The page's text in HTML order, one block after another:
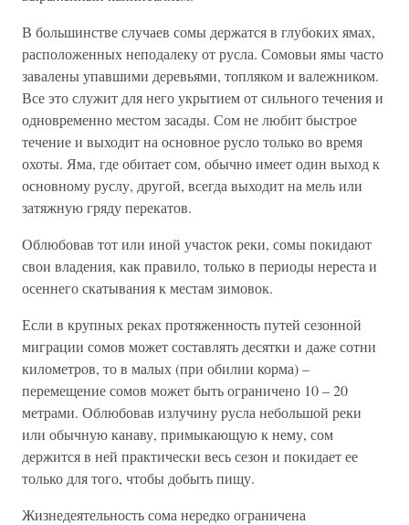
В большинстве случаев сомы держатся в глубоких ямах,
расположенных неподалеку от русла. Сомовьи ямы часто
завалены упавшими деревьями, топляком и валежником.
Все это служит для него укрытием от сильного течения и
одновременно местом засады. Сом не любит быстрое
течение и выходит на основное русло только во время
охоты. Яма, где обитает сом, обычно имеет один выход к
основному руслу, другой, всегда выходит на мель или
затяжную гряду перекатов.
Облюбовав тот или иной участок реки, сомы покидают
свои владения, как правило, только в периоды нереста и
осеннего скатывания к местам зимовок.
Если в крупных реках протяженность путей сезонной
миграции сомов может составлять десятки и даже сотни
километров, то в малых (при обилии корма) –
перемещение сомов может быть ограничено 10 – 20
метрами. Облюбовав излучину русла небольшой реки
или обычную канаву, примыкающую к нему, сом
держится в ней практически весь сезон и покидает ее
только для того, чтобы добыть пищу.
Жизнедеятельность сома нередко ограничена